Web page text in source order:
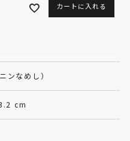
カートに入れる
ンなめし）
cm